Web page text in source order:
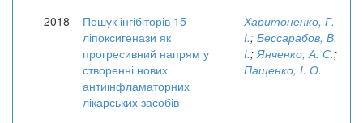
2018
Пошук інгібіторів 15-
ліпоксигенази як
прогресивний напрям у
створенні нових
антиінфламаторних
лікарських засобів
Харитоненко, Г.
І.; Бессарабов, В.
І.;Янченко, А. С.;
Пащенко, І. О.